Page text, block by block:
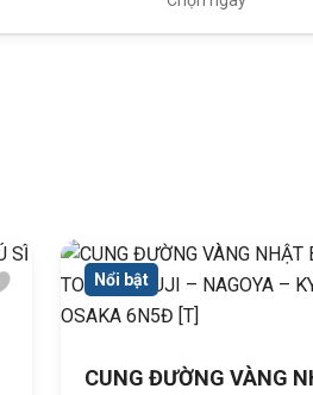
Nổi bật
CUNG ĐƯỜNG VÀNG